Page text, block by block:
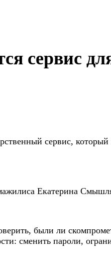
сервис
сервис,
Екатерина
были ли
сменить пароли,